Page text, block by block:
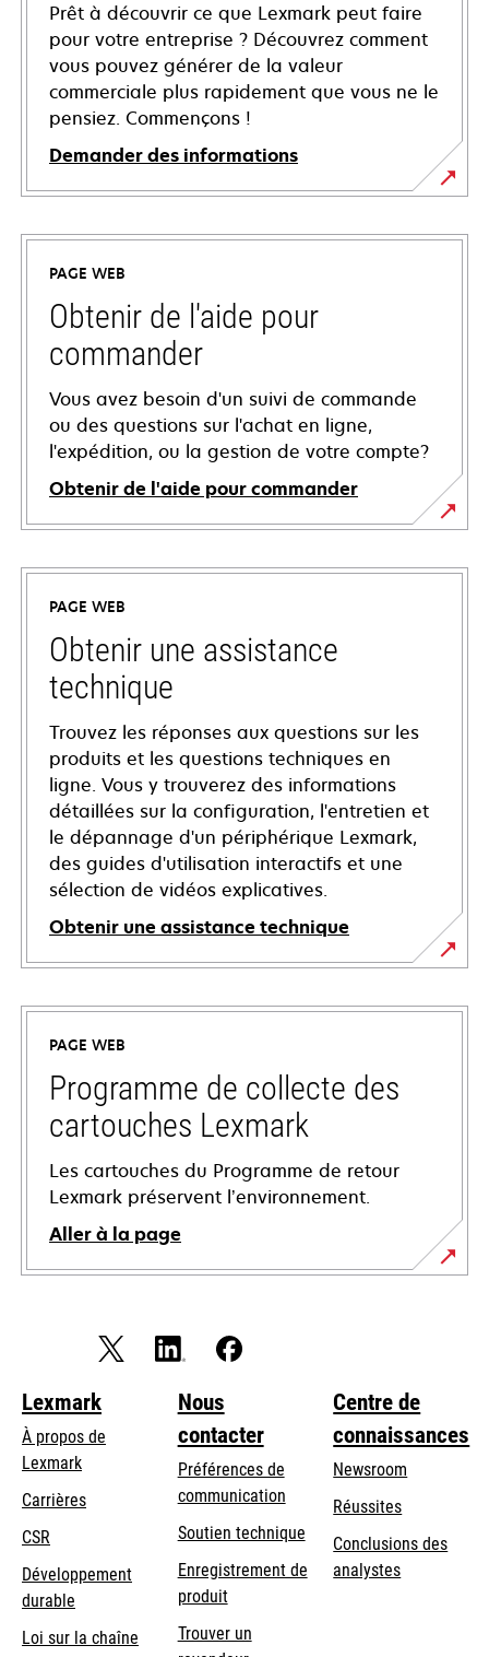
Prêt à découvrir ce que Lexmark peut faire
pour votre entreprise ? Découvrez comment
vous pouvez générer de la valeur
commerciale plus rapidement que vous ne le
pensiez. Commençons !
Demander des informations
PAGE WEB
Obtenir de l'aide pour
commander
Vous avez besoin d'un suivi de commande
ou des questions sur l'achat en ligne,
l'expédition, ou la gestion de votre compte?
Obtenir de l'aide pour commander
PAGE WEB
Obtenir une assistance
technique
Trouvez les réponses aux questions sur les
produits et les questions techniques en
ligne. Vous y trouverez des informations
détaillées sur la configuration, l'entretien et
le dépannage d'un périphérique Lexmark,
des guides d'utilisation interactifs et une
sélection de vidéos explicatives.
Obtenir une assistance technique
s’ouvre
dans
nouvel
onglet
PAGE WEB
Programme de collecte des
cartouches Lexmark
Les cartouches du Programme de retour
Lexmark préservent l’environnement.
Aller à la page
Lexmark
À propos de
Lexmark
Carrières
CSR
Développement
durable
Loi sur la chaîne
Nous
contacter
Préférences de
communication
s’ouvre
dans
un
nouvel
onglet
Soutien techniques’ouvre
dans
un
Enregistrement de
produit
Trouver un
Centre de
connaissances
Newsroom
Réussites
Conclusions des
analystes